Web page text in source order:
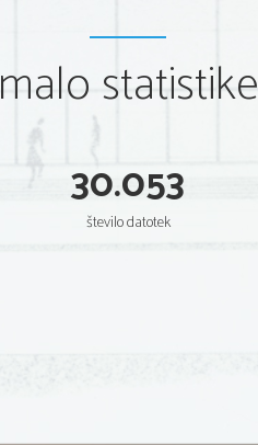
malo statistike
30.053
število datotek